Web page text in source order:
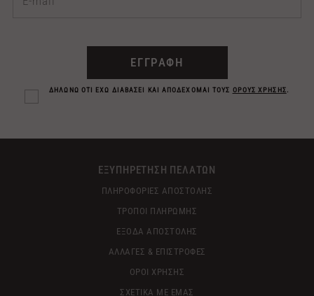
ΕΓΓΡΑΦΗ
ΔΗΛΩΝΩ ΟΤΙ ΕΧΩ ΔΙΑΒΑΣΕΙ ΚΑΙ ΑΠΟΔΕΧΟΜΑΙ ΤΟΥΣ ΟΡΟΥΣ ΧΡΗΣΗΣ.
ΕΞΥΠΗΡΕΤΗΣΗ ΠΕΛΑΤΩΝ
ΠΛΗΡΟΦΟΡΙΕΣ ΑΠΟΣΤΟΛΗΣ
ΤΡΟΠΟΙ ΠΛΗΡΩΜΗΣ
ΕΞΟΔΑ ΑΠΟΣΤΟΛΗΣ
ΑΛΛΑΓΕΣ & ΕΠΙΣΤΡΟΦΕΣ
ΟΡΟΙ ΧΡΗΣΗΣ
ΣΧΕΤΙΚΑ ΜΕ ΕΜΑΣ